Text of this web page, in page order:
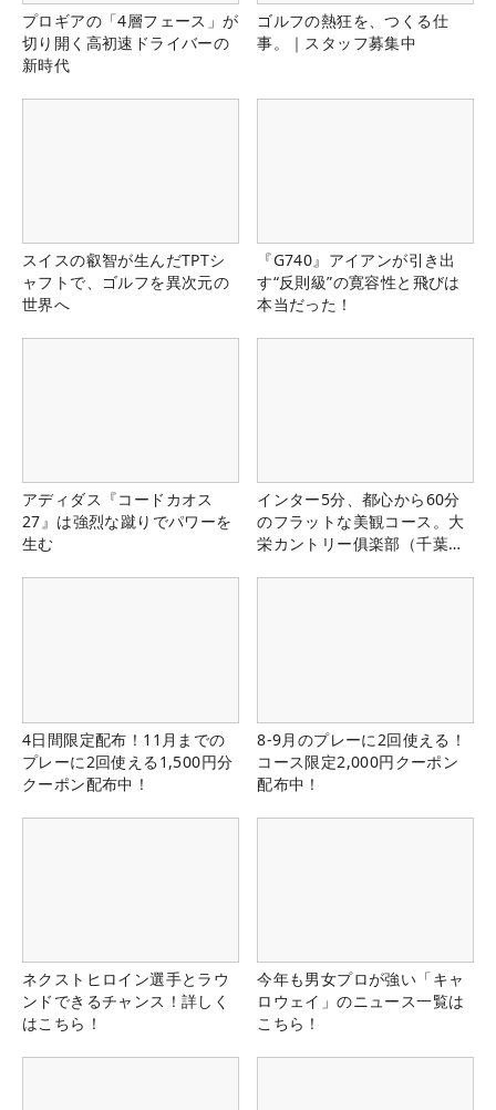
プロギアの「4層フェース」が
切り開く高初速ドライバーの
新時代
ゴルフの熱狂を、つくる仕
事。｜スタッフ募集中
スイスの叡智が生んだTPTシ
ャフトで、ゴルフを異次元の
世界へ
『G740』アイアンが引き出
す“反則級”の寛容性と飛びは
本当だった！
アディダス『コードカオス
27』は強烈な蹴りでパワーを
生む
インター5分、都心から60分
のフラットな美観コース。大
栄カントリー俱楽部（千葉
4日間限定配布！11月までの
プレーに2回使える1,500円分
クーポン配布中！
8-9月のプレーに2回使える！
コース限定2,000円クーポン
配布中！
ネクストヒロイン選手とラウ
ンドできるチャンス！詳しく
はこちら！
今年も男女プロが強い「キャ
ロウェイ」のニュース一覧は
こちら！